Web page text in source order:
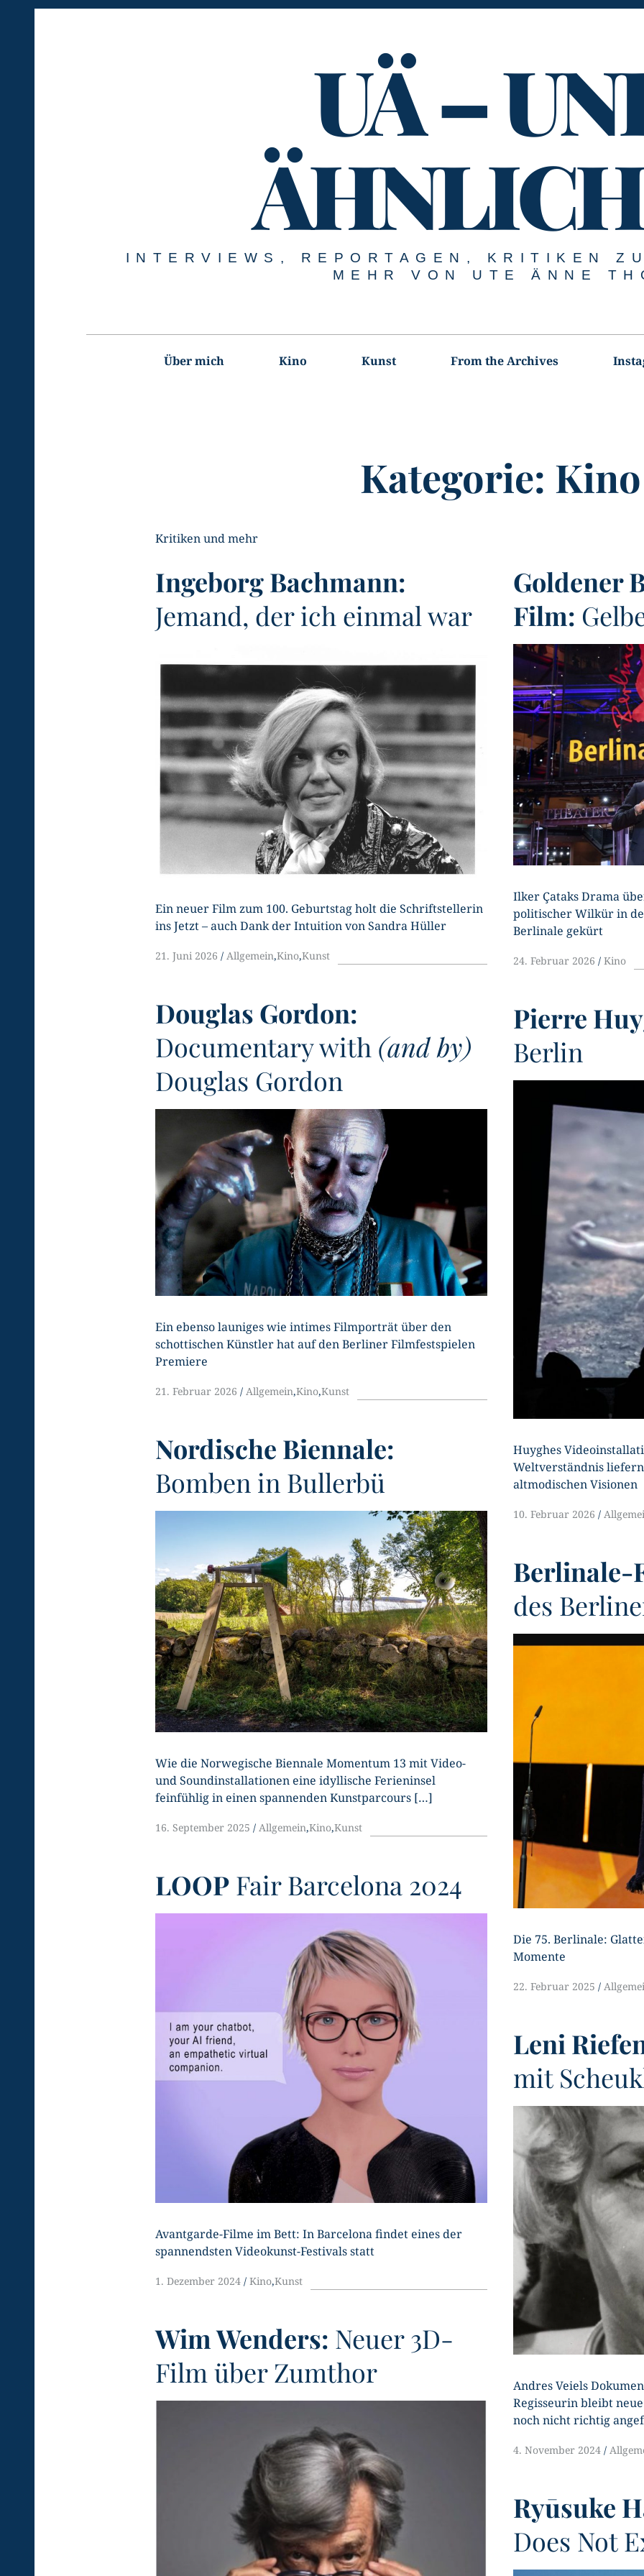
UÄ –
INTERVIEWS, REPORTAGEN, KRITIKEN
MEHR VON UTE ÄNNE
Über mich Kino Kunst From the Archives
Kategorie: Kino
Kritiken und mehr
Ingeborg Bachmann:
Jemand, der ich einmal war
U
Ein neuer Film zum 100. Geburtstag holt die Schriftstellerin
ins Jetzt – auch Dank der Intuition von Sandra Hüller
21. Juni 2026 Allgemein,Kino,Kunst
Goldener
Film:
Ilker Çataks Drama
politischer Wilkür in
Berlinale gekürt
24. Februar 2026 Kino
Douglas Gordon:
Documentary with (and by)
Douglas Gordon
U
Ein ebenso launiges wie intimes Filmporträt über den
schottischen Künstler hat auf den Berliner Filmfestspielen
Premiere
21. Februar 2026 Allgemein,Kino,Kunst
Pierre
Berlin
Huyghes
Weltverständnis
altmodischen Visionen
10. Februar 2026
Nordische Biennale:
Bomben in Bullerbü
U
Wie die Norwegische Biennale Momentum 13 mit Video-
und Soundinstallationen eine idyllische Ferieninsel
feinfühlig in einen spannenden Kunstparcours […]
16. September 2025 Allgemein,Kino,Kunst
Berlinale-
des
Die 75. Berlinale:
Momente
22. Februar 2025
LOOP Fair Barcelona 2024
U
Avantgarde-Filme im Bett: In Barcelona findet eines der
spannendsten Videokunst-Festivals statt
1. Dezember 2024 Kino,Kunst
Leni
mit
Andres Veiels
Regisseurin bleibt
noch nicht richtig
4. November 2024
Wim Wenders: Neuer 3D-
Film über Zumthor
Ryūsuke
Does Not